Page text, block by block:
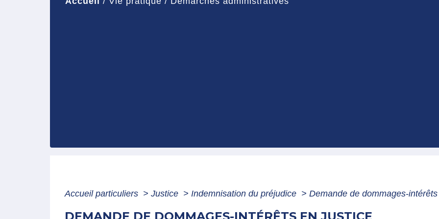
Accueil particuliers > Justice > Indemnisation du préjudice > Demande de dommages-
DEMANDE DE DOMMAGES-INTÉRÊTS EN JUSTICE